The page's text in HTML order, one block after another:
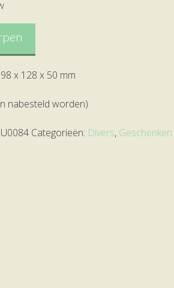
x 128 x 50 mm
nabesteld worden)
Categorieën: Divers, Geschenken